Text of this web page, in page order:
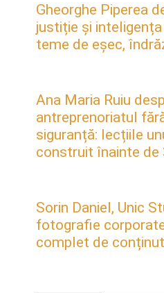
Gheorghe Piperea
justiție și
teme de eșec,
Ana Maria Ruiu
antreprenoriatul
siguranță: lecțiile
construit înainte de
Sorin Daniel, Unic
fotografie
complet de